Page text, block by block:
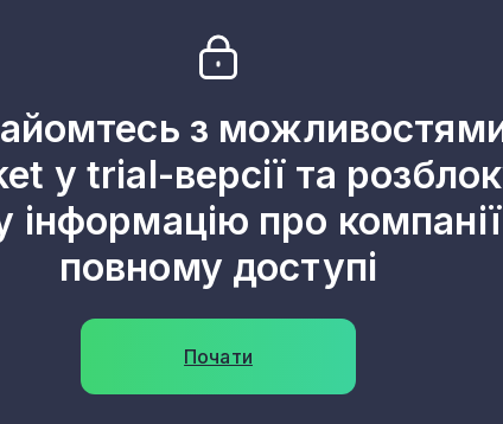
з
у trial-версії та
інформацію про
повному доступі
Почати